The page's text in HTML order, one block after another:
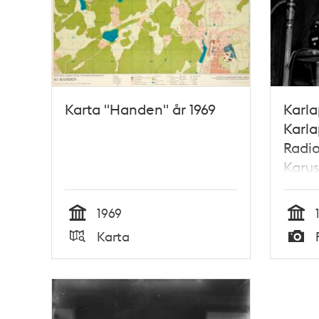
Karta "Handen" år 1969
Tid
1969
Typ
Karta
i
Tid
Typ